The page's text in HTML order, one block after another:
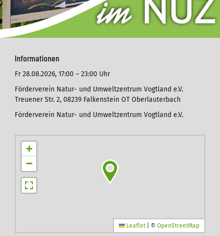
Informationen
Fr 28.08.2026, 17:00 – 23:00 Uhr
Förderverein Natur- und Umweltzentrum Vogtland e.V.
Treuener Str. 2, 08239 Falkenstein OT Oberlauterbach
Förderverein Natur- und Umweltzentrum Vogtland e.V.
+
−
Leaflet © OpenStreetMap